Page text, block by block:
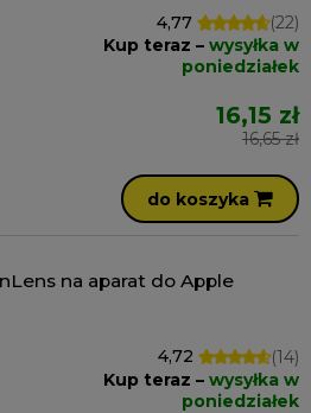
4,77
(22)
Kup teraz – wysyłka w
poniedziałek
16,15 zł
16,65 zł
do koszyka
na aparat do Apple
4,72
(14)
Kup teraz – wysyłka w
poniedziałek